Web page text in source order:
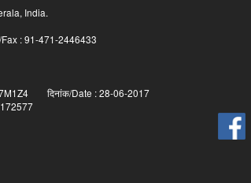
India.
: 91-471-2446433
दिनांक/Date : 28-06-2017